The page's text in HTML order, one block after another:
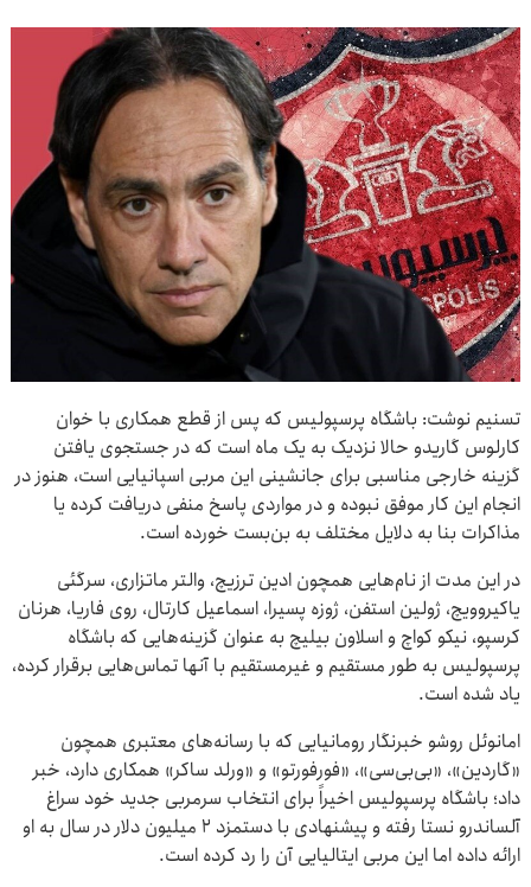
تسنیم نوشت: باشگاه پرسپولیس که پس از قطع همکاری با خوان
کارلوس گاریدو حالا نزدیک به یک ماه است که در جستجوی یافتن
گزینه‌ خارجی مناسبی برای جانشینی این مربی اسپانیایی است، هنوز در
انجام این کار موفق نبوده و در مواردی پاسخ منفی دریافت کرده‌ یا
مذاکرات بنا به دلایل مختلف به بن‌بست خورده است.
در این مدت از نام‌هایی همچون ادین ترزیچ، والتر ماتزاری، سرگئی
یاکیروویچ، ژولین استفن، ژوزه پسیرا، اسماعیل کارتال، روی فاریا، هرنان
کرسپو، نیکو کواچ و اسلاون بیلیچ به عنوان گزینه‌هایی که باشگاه
پرسپولیس به طور مستقیم و غیرمستقیم با آنها تماس‌هایی برقرار کرده،
یاد شده است.
امانوئل روشو خبرنگار رومانیایی که با رسانه‌های معتبری همچون
«گاردین»، «بی‌بی‌سی»، «فورفورتو» و «ورلد ساکر» همکاری دارد، خبر
داد؛ باشگاه پرسپولیس اخیراً برای انتخاب سرمربی جدید خود سراغ
آلساندرو نستا رفته و پیشنهادی با دستمزد ۲ میلیون دلار در سال به او
ارائه داده اما این مربی ایتالیایی آن را رد کرده است.